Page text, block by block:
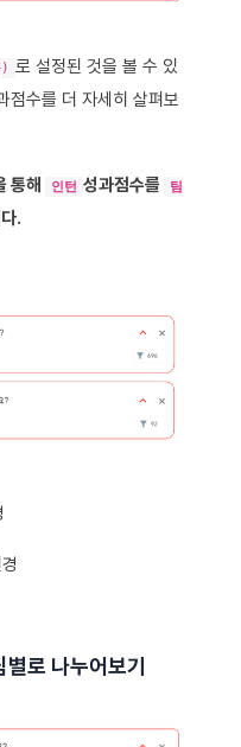
) 로 설정된 것을 볼 수 있
점수를 더 자세히 살펴보
통해 인턴 성과점수를 팀
.
로 나누어보기